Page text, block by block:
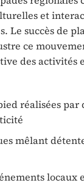
et
Le succès de
ce
des activités
réalisées par
mêlant
locaux